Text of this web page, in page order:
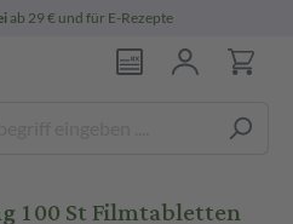
ab 29 € und für E-Rezepte
100 St Filmtabletten